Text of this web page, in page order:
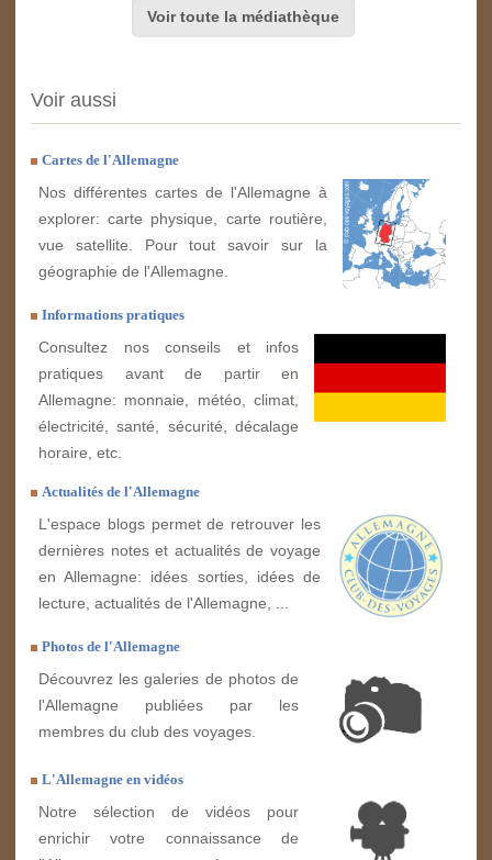
Voir toute la médiathèque
Voir aussi
Cartes de l'Allemagne
Nos différentes cartes de l'Allemagne à
explorer: carte physique, carte routière,
vue satellite. Pour tout savoir sur la
géographie de l'Allemagne.
Informations pratiques
Consultez nos conseils et infos
pratiques avant de partir en
Allemagne: monnaie, météo, climat,
électricité, santé, sécurité, décalage
horaire, etc.
Actualités de l'Allemagne
L'espace blogs permet de retrouver les
dernières notes et actualités de voyage
en Allemagne: idées sorties, idées de
lecture, actualités de l'Allemagne, ...
Photos de l'Allemagne
Découvrez les galeries de photos de
l'Allemagne publiées par les
membres du club des voyages.
L'Allemagne en vidéos
Notre sélection de vidéos pour
enrichir votre connaissance de